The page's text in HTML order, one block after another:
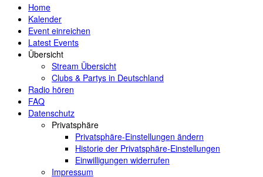
Home
Kalender
Event einreichen
Latest Events
Übersicht
Stream Übersicht
Clubs & Partys in Deutschland
Radio hören
FAQ
Datenschutz
Privatsphäre
Privatsphäre-Einstellungen ändern
Historie der Privatsphäre-Einstellungen
Einwilligungen widerrufen
Impressum